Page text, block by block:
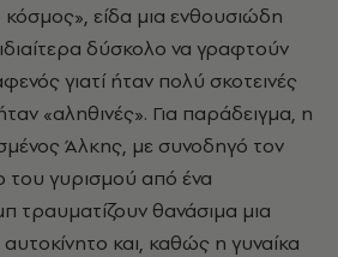
κόσμος», είδα μια ενθουσιώδη
δύσκολο να γραφτούν
γιατί ήταν πολύ σκοτεινές
«αληθινές». Για παράδειγμα, η
Άλκης, με συνοδηγό τον
γυρισμού από ένα
τραυματίζουν θανάσιμα μια
και, καθώς η γυναίκα